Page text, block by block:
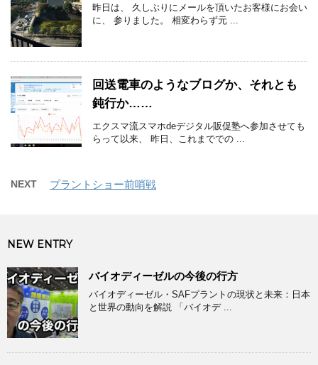
昨日は、 久しぶりにメールを頂いたお客様にお会い
に、 参りました。 相変わらず元 ...
回送電車のようなブログか、それとも
鈍行か……
エクスマ流スマホdeデジタル販促塾へ参加させても
らって以来、 昨日、これまででの ...
NEXT プラントショー前哨戦
NEW ENTRY
バイオディーゼルの今後の行方
バイオディーゼル・SAFプラントの現状と未来：日本
と世界の動向を解説 「バイオデ ...